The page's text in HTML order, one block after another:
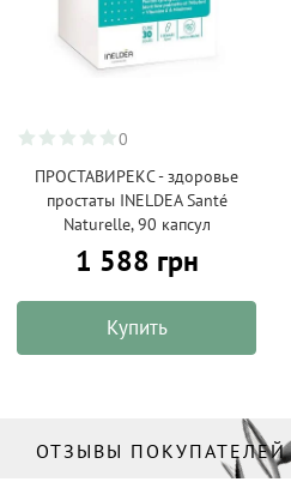
0
ПРОСТАВИРЕКС - здоровье
простаты INELDEA Santé
Naturelle, 90 капсул
1 588 грн
Купить
ОТЗЫВЫ ПОКУПАТЕЛЕЙ